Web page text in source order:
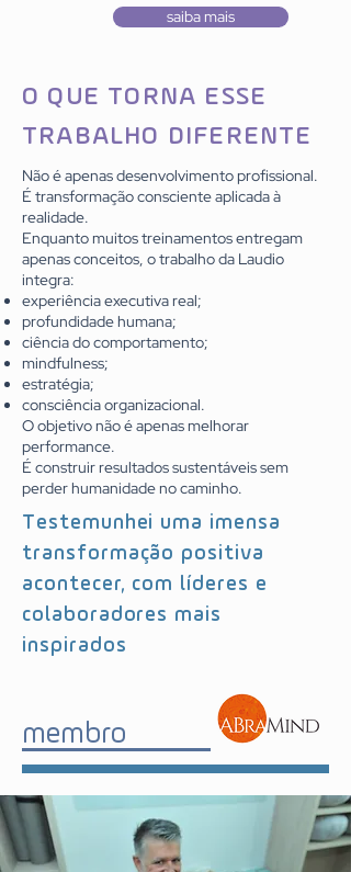
saiba mais
O QUE TORNA ESSE
TRABALHO DIFERENTE
Não é apenas desenvolvimento profissional.
É transformação consciente aplicada à
realidade.
Enquanto muitos treinamentos entregam
apenas conceitos, o trabalho da Laudio
integra:
experiência executiva real;
profundidade humana;
ciência do comportamento;
mindfulness;
estratégia;
consciência organizacional.
O objetivo não é apenas melhorar
performance.
É construir resultados sustentáveis sem
perder humanidade no caminho.
Testemunhei uma imensa
transformação positiva
acontecer, com líderes e
colaboradores mais
inspirados
membro